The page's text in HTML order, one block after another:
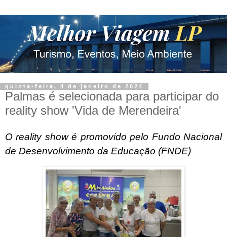
quinta-feira, 4 de janeiro de 2024
Palmas é selecionada para participar do
reality show 'Vida de Merendeira'
O reality show é promovido pelo Fundo Nacional
de Desenvolvimento da Educação (FNDE)